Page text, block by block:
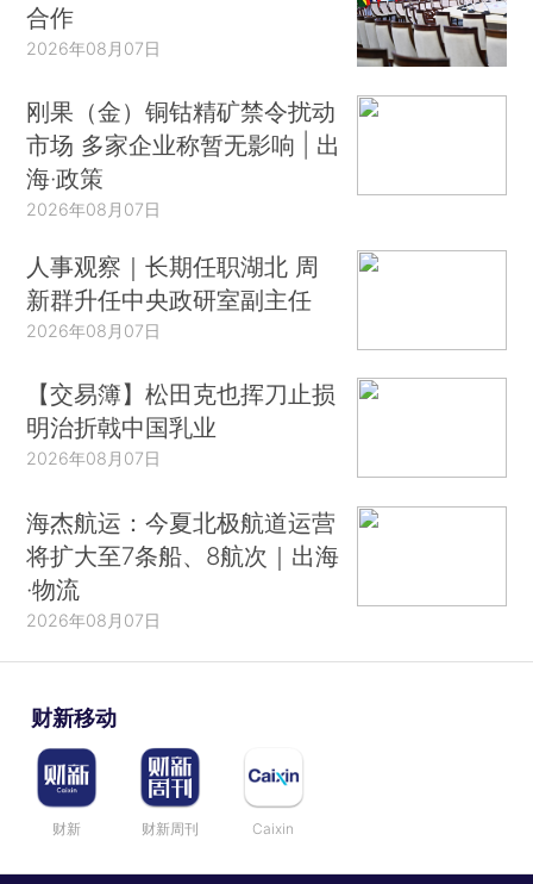
合作
2026年08月07日
刚果（金）铜钴精矿禁令扰动
市场 多家企业称暂无影响 | 出
海·政策
2026年08月07日
人事观察｜长期任职湖北 周
新群升任中央政研室副主任
2026年08月07日
【交易簿】松田克也挥刀止损
明治折戟中国乳业
2026年08月07日
海杰航运：今夏北极航道运营
将扩大至7条船、8航次｜出海
·物流
2026年08月07日
财新移动
财新 财新周刊 Caixin